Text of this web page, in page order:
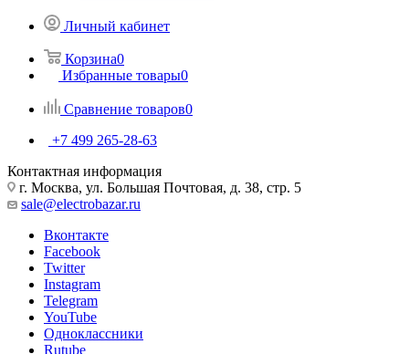
Личный кабинет
Корзина0
Избранные товары0
Сравнение товаров0
+7 499 265-28-63
Контактная информация
г. Москва, ул. Большая Почтовая, д. 38, стр. 5
sale@electrobazar.ru
Вконтакте
Facebook
Twitter
Instagram
Telegram
YouTube
Одноклассники
Rutube